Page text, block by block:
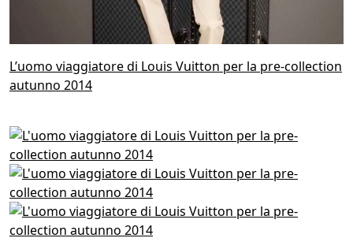
L’uomo viaggiatore di Louis Vuitton per la pre-collection
autunno 2014